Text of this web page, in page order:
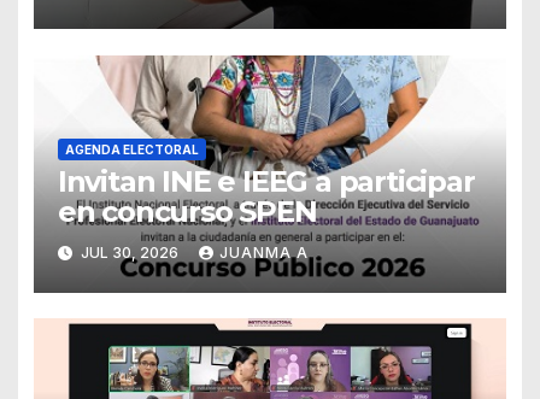
AGENDA ELECTORAL
Invitan INE e IEEG a participar
en concurso SPEN
JUL 30, 2026 JUANMA A